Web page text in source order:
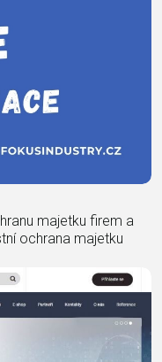
majetku firem a
ochrana majetku